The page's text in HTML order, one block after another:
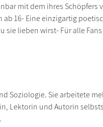
mit dem ihres Schöpfers
16- Eine einzigartig
sie lieben wirst- Für alle
Soziologie. Sie arbeitete
Lektorin und Autorin